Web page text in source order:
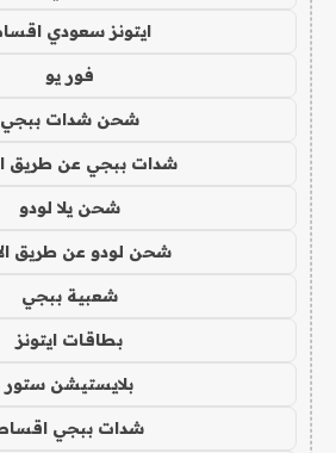
ايتونز سعودي
فور يو
شحن شدات ببجي
شدات ببجي عن طريق
شحن يلا لودو
شحن لودو عن طريق
شعبية ببجي
بطاقات ايتونز
بلايستيشن ستور
شدات ببجي